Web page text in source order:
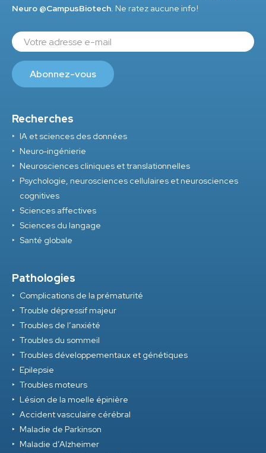
Neuro @CampusBiotech. Ne ratez aucune info !
Recherches
IA et sciences des données
Neuro-ingénierie
Neurosciences cliniques et translationnelles
Psychologie, neurosciences cellulaires et neurosciences
cognitives
Sciences affectives
Sciences du langage
Santé globale
Pathologies
Complications de la prématurité
Trouble dépressif majeur
Troubles de l’anxiété
Troubles du sommeil
Troubles développementaux et génétiques
Epilepsie
Troubles moteurs
Lésion de la moelle épinière
Accident vasculaire cérébral
Maladie de Parkinson
Maladie d’Alzheimer